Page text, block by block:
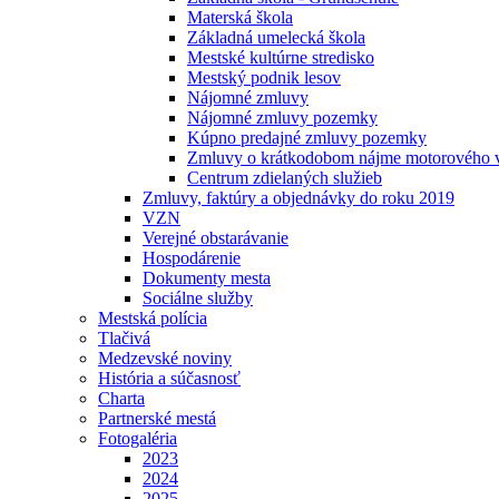
Materská škola
Základná umelecká škola
Mestské kultúrne stredisko
Mestský podnik lesov
Nájomné zmluvy
Nájomné zmluvy pozemky
Kúpno predajné zmluvy pozemky
Zmluvy o krátkodobom nájme motorového
Centrum zdielaných služieb
Zmluvy, faktúry a objednávky do roku 2019
VZN
Verejné obstarávanie
Hospodárenie
Dokumenty mesta
Sociálne služby
Mestská polícia
Tlačivá
Medzevské noviny
História a súčasnosť
Charta
Partnerské mestá
Fotogaléria
2023
2024